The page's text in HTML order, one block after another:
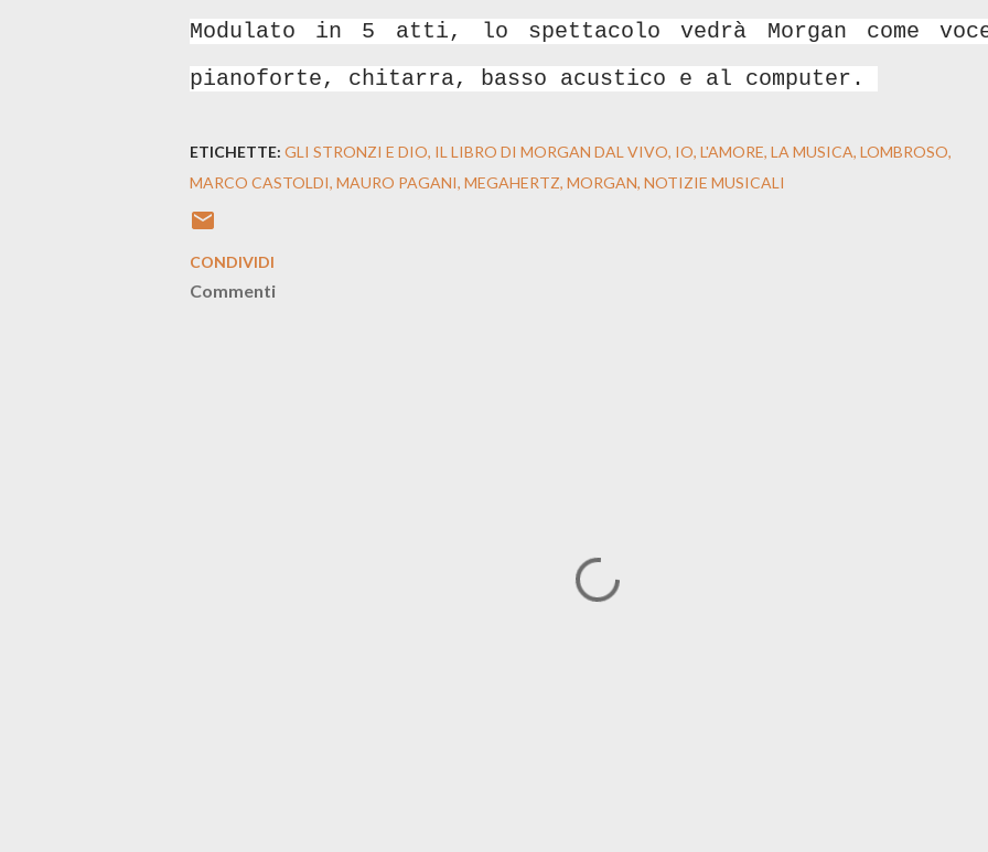
Modulato in 5 atti, lo spettacolo vedrà Morgan come
pianoforte, chitarra, basso acustico e al computer.
ETICHETTE: GLI STRONZI E DIO IL LIBRO DI MORGAN DAL VIVO IO L'AMORE LA MUSICA LOMBROSO
MARCO CASTOLDI MAURO PAGANI MEGAHERTZ MORGAN NOTIZIE MUSICALI
CONDIVIDI
Commenti